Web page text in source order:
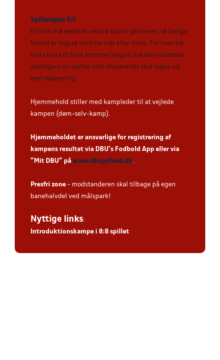
Spilleregler 5:5
Et hold må sætte én ekstra spiller på banen, så længe
holdet er bagud med tre mål eller mere. For hver tre
mål ekstra et hold kommer bagud, må der indsættes
yderligere en spiller, som tilsvarende skal tages ud
ved reducering.
Hjemmehold stiller med kampleder til at vejlede
kampen (døm-selv-kamp).
Hjemmeholdet er ansvarlige for registrering af
kampens resultat via DBU’s Fodbold App eller via
”Mit DBU” på www.dbujylland.dk.
Presfri zone - modstanderen skal tilbage på egen
banehalvdel ved målspark!
Nyttige links:
Introduktionskampe i 8:8 spillet